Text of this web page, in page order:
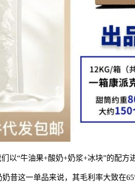
以“牛油果+酸奶+奶浆+冰块”的配方
昔这一单品来说，其毛利率大致在65